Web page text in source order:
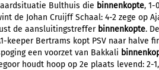
Bulthuis die binnenkopte, 1-
de Johan Cruijff Schaal: 4-2 zege op
de aansluitingstreffer binnenkopte.
keeper Bertrams kopt PSV naar halve
een voorzet van Bakkali
houdt hoop op 2e plaats levend: 2-1,